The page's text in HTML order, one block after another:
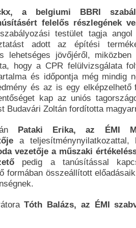
a belgiumi BBRI
felelős részlegének
testület tagja angol
adott az építési
lehetséges jövőjéről,
hogy a CPR felülvizsgálata
és időpontja még mindig
és az is egy elképzelhető
kap az uniós
Budavári Zoltán fordította
Pataki Erika, az ÉMI
a teljesítménynyilatkozattal,
vezetője a műszaki
pedig a tanúsítással
formában összeállított
Tóth Balázs, az ÉMI